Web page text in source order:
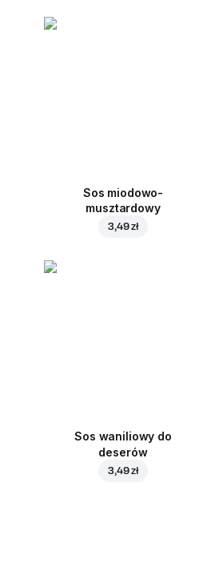
Sos miodowo-
musztardowy
3,49 zł
Sos waniliowy do
deserów
3,49 zł